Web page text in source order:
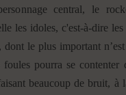
central, le
les idoles, c'est-à-dire les
dont le plus important
pourra se contenter
beaucoup de bruit, à